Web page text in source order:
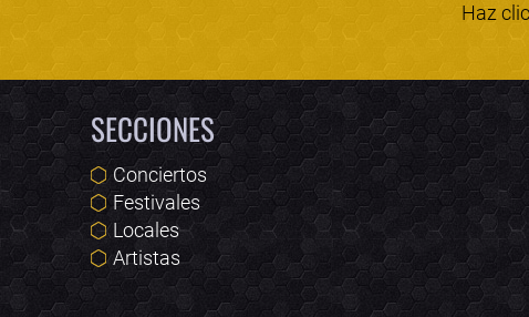
Haz
SECCIONES
Conciertos
Festivales
Locales
Artistas